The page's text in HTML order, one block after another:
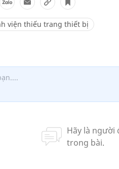
viện thiếu trang thiết bị